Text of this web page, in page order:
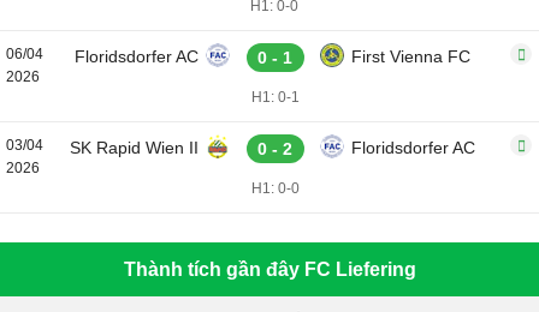
H1: 0-0
06/04
2026
Floridsdorfer AC 0 - 1 First Vienna FC
H1: 0-1
03/04
2026
SK Rapid Wien II 0 - 2 Floridsdorfer AC
H1: 0-0
Thành tích gần đây FC Liefering